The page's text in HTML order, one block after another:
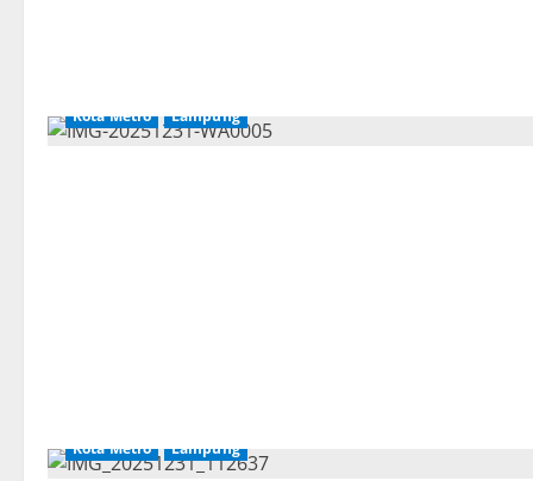
Kota Metro Lampung
Kota Metro Lampung